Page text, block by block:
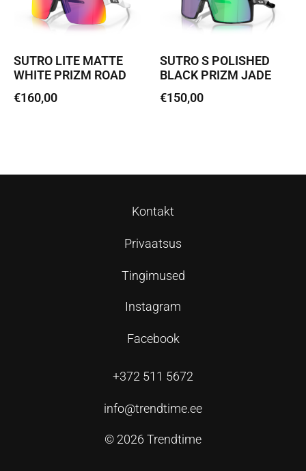
SUTRO LITE MATTE
WHITE PRIZM ROAD
€160,00
SUTRO S POLISHED
BLACK PRIZM JADE
€150,00
Kontakt
Privaatsus
Tingimused
Instagram
Facebook
+372 511 5672
info@trendtime.ee
© 2026 Trendtime